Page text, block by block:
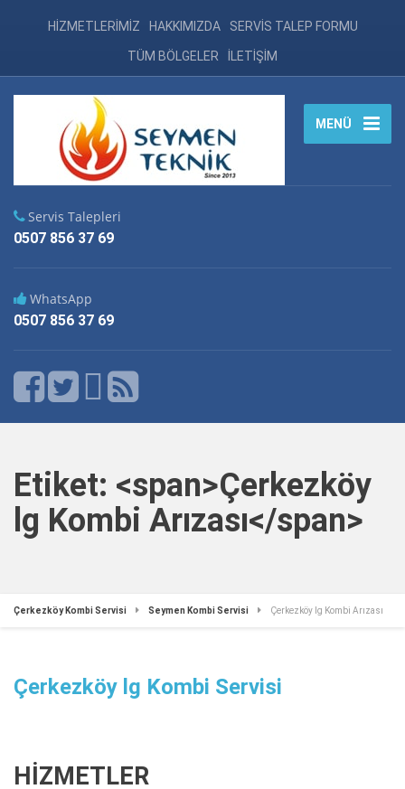
HİZMETLERİMİZ HAKKIMIZDA SERVİS TALEP FORMU
TÜM BÖLGELER İLETİŞİM
MENÜ
Servis Talepleri
0507 856 37 69
WhatsApp
0507 856 37 69
Etiket: <span>Çerkezköy
lg Kombi Arızası</span>
Çerkezköy Kombi Servisi Seymen Kombi Servisi Çerkezköy lg Kombi Arızası
Çerkezköy lg Kombi Servisi
HİZMETLER